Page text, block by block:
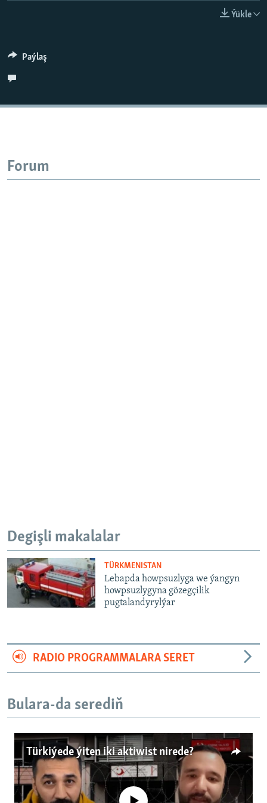
Ýükle
Paýlaş
Forum
Degişli makalalar
TÜRKMENISTAN
Lebapda howpsuzlyga we ýangyn
howpsuzlygyna gözegçilik
pugtalandyrylýar
RADIO PROGRAMMALARA SERET
Bulara-da serediň
Türkiýede ýiten iki aktiwist nirede?